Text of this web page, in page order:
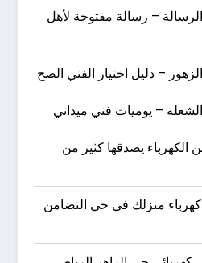
– رسالة مفتوحة لأهل
– دليل اختيار الفني الصح
– يوميات فني ميداني
الكهرباء يصدقها كثير من
منزلك في حي التضامن